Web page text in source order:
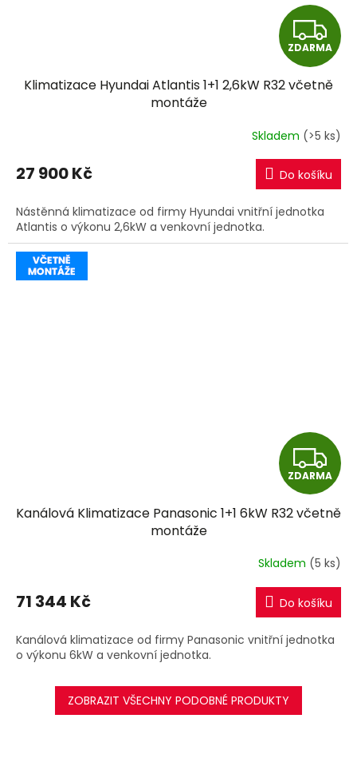
Z
D
A
R
M
A
ZDARMA
Klimatizace Hyundai Atlantis 1+1 2,6kW R32 včetně
montáže
Skladem (>5 ks)
27 900 Kč Do košíku
Nástěnná klimatizace od firmy Hyundai vnitřní jednotka
Atlantis o výkonu 2,6kW a venkovní jednotka.
Z
D
A
R
M
A
ZDARMA
Kanálová Klimatizace Panasonic 1+1 6kW R32 včetně
montáže
Skladem (5 ks)
71 344 Kč Do košíku
Kanálová klimatizace od firmy Panasonic vnitřní jednotka
o výkonu 6kW a venkovní jednotka.
ZOBRAZIT VŠECHNY PODOBNÉ PRODUKTY